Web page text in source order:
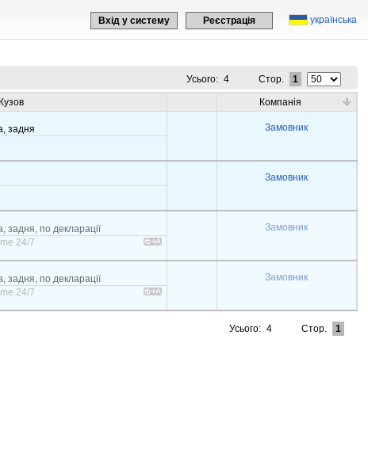
українська
Вхід у систему Реєстрація
Усього: 4 Стор. 1
Кузов
Компанія
задня
Замовник
Замовник
задня, по декларації
Замовник
24/7
задня, по декларації
Замовник
24/7
Усього: 4 Стор. 1